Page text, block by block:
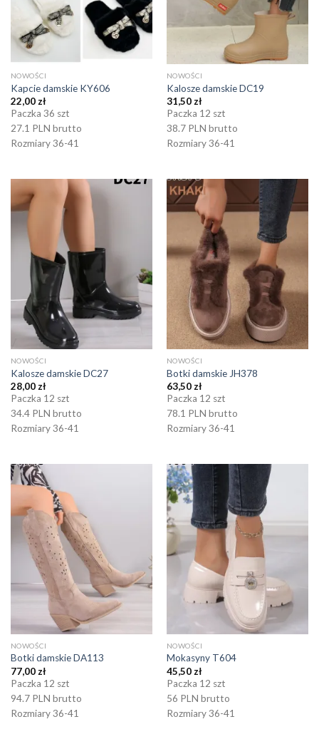
NOWOŚCI
Kapcie damskie KY606
22,00 zł
Paczka 36 szt
27.1 PLN brutto
Rozmiary 36-41
NOWOŚCI
Kalosze damskie DC19
31,50 zł
Paczka 12 szt
38.7 PLN brutto
Rozmiary 36-41
NOWOŚCI
Kalosze damskie DC27
28,00 zł
Paczka 12 szt
34.4 PLN brutto
Rozmiary 36-41
NOWOŚCI
Botki damskie JH378
63,50 zł
Paczka 12 szt
78.1 PLN brutto
Rozmiary 36-41
NOWOŚCI
Botki damskie DA113
77,00 zł
Paczka 12 szt
94.7 PLN brutto
Rozmiary 36-41
NOWOŚCI
Mokasyny T604
45,50 zł
Paczka 12 szt
56 PLN brutto
Rozmiary 36-41